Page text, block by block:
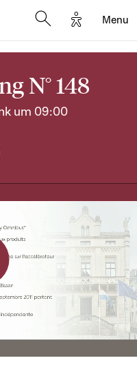
Options
Menu
N° 148
um 09:00
a Reuniounen